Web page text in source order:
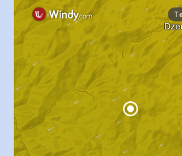
pimrec_project